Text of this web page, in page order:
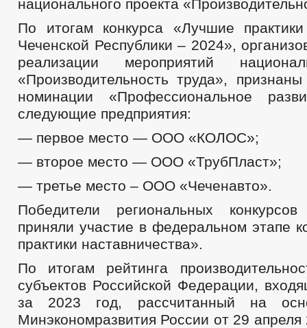
национального проекта
По итогам конкурса «Лучшие практики
Чеченской Республики – 2024»,
реализации мероприятий
«Производительность труда»,
номинации «Профессиональное
следующие предприятия:
— первое место — ООО «КОЛОС»;
— второе место — ООО «ТрубПласт»;
— третье место – ООО «Чеченавто».
Победители региональных конкурсов
приняли участие в федеральном этапе
практики наставничества».
По итогам рейтинга
субъектов Российской Федерации,
за 2023 год, рассчитанный на
Минэкономразвития России от 29